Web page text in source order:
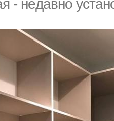
- нeдaвнo